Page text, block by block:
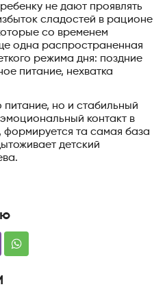
не дают проявлять
сладостей в рационе
со временем
одна распространенная
режима дня: поздние
питание, нехватка
питание, но и стабильный
контакт в
формируется та самая база
детский